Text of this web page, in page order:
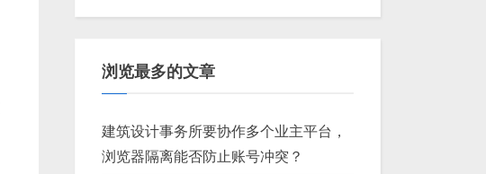
浏览最多的文章
建筑设计事务所要协作多个业主平台，
浏览器隔离能否防止账号冲突？